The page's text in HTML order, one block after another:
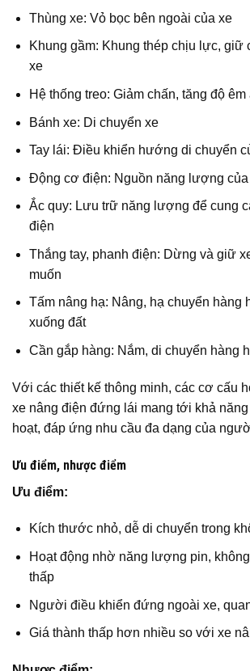
Thùng xe: Vỏ bọc bên ngoài của xe
Khung gầm: Khung thép chịu lực, giữ
xe
Hệ thống treo: Giảm chấn, tăng độ
Bánh xe: Di chuyển xe
Tay lái: Điều khiển hướng di chuyển
Động cơ điện: Nguồn năng lượng của
Ắc quy: Lưu trữ năng lượng để cung
điện
Thắng tay, phanh điện: Dừng và giữ
muốn
Tấm nâng hạ: Nâng, hạ chuyển hàng
xuống đất
Cần gắp hàng: Nắm, di chuyển hàng
Với các thiết kế thông minh, các cơ cấu
xe nâng điện đứng lái mang tới khả
hoạt, đáp ứng nhu cầu đa dạng của
Ưu điểm, nhược điểm
Ưu điểm:
Kích thước nhỏ, dễ di chuyển trong
Hoạt động nhờ năng lượng pin,
thấp
Người điều khiển đứng ngoài xe,
Giá thành thấp hơn nhiều so với xe